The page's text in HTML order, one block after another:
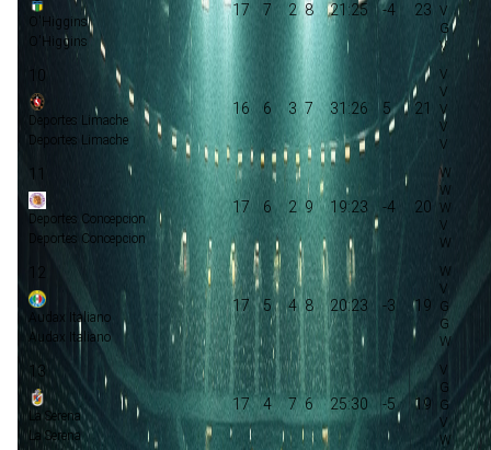
O'Higgins
O'Higgins
17 7 2 8 21:25 -4 23
10
Deportes Limache
Deportes Limache
16 6 3 7 31:26 5 21
11
Deportes Concepcion
Deportes Concepcion
17 6 2 9 19:23 -4 20
12
Audax Italiano
Audax Italiano
17 5 4 8 20:23 -3 19
13
La Serena
La Serena
17 4 7 6 25:30 -5 19